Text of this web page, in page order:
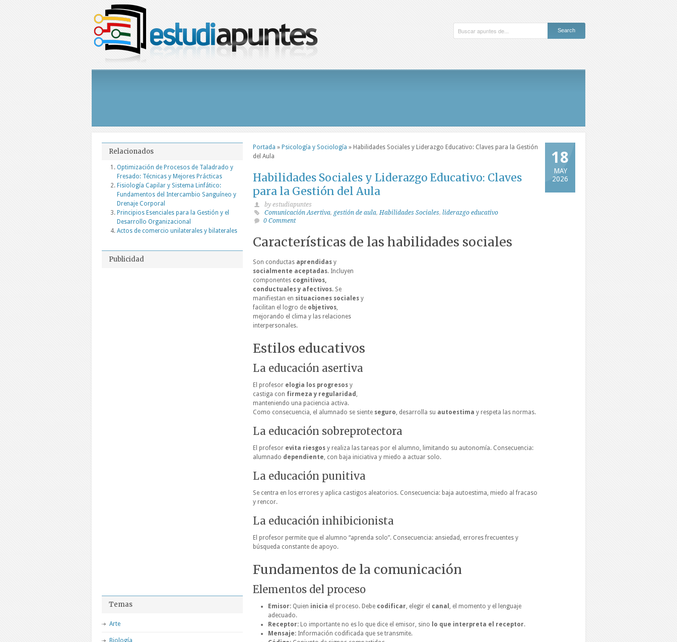
18
MAY
2026
Portada » Psicología y Sociología » Habilidades Sociales y Liderazgo Educativo: Claves para la Gestión
del Aula
Habilidades Sociales y Liderazgo Educativo: Claves
para la Gestión del Aula
by estudiapuntes
Comunicación Asertiva, gestión de aula,Habilidades Sociales, liderazgo educativo
0 Comment
Características de las habilidades sociales
Son conductas aprendidas y
socialmente aceptadas. Incluyen
componentes cognitivos,
conductuales y afectivos. Se
manifiestan en situaciones sociales y
facilitan el logro de objetivos,
mejorando el clima y las relaciones
interpersonales.
Estilos educativos
La educación asertiva
El profesor elogia los progresos y
castiga con firmeza y regularidad ,
manteniendo una paciencia activa.
Como consecuencia, el alumnado se siente seguro, desarrolla su autoestima y respeta las normas.
La educación sobreprotectora
El profesor evita riesgos y realiza las tareas por el alumno, limitando su autonomía. Consecuencia:
alumnado dependiente, con baja iniciativa y miedo a actuar solo.
La educación punitiva
Se centra en los errores y aplica castigos aleatorios. Consecuencia: baja autoestima, miedo al fracaso
y rencor.
La educación inhibicionista
El profesor permite que el alumno “aprenda solo”. Consecuencia: ansiedad, errores frecuentes y
búsqueda constante de apoyo.
Fundamentos de la comunicación
Elementos del proceso
Emisor: Quien inicia el proceso. Debe codificar, elegir el canal , el momento y el lenguaje
adecuado.
Receptor: Lo importante no es lo que dice el emisor, sino lo que interpreta el receptor.
Mensaje: Información codificada que se transmite.
Relacionados
Optimización de Procesos de Taladrado y
Fresado: Técnicas y Mejores Prácticas
Fisiología Capilar y Sistema Linfático:
Fundamentos del Intercambio Sanguíneo y
Drenaje Corporal
Principios Esenciales para la Gestión y el
Desarrollo Organizacional
Actos de comercio unilaterales y bilaterales
Publicidad
Temas
Arte
Biología